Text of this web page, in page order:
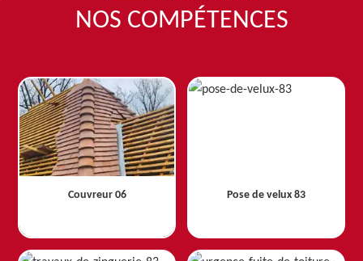
NOS COMPÉTENCES
Couvreur 06 Pose de velux 83